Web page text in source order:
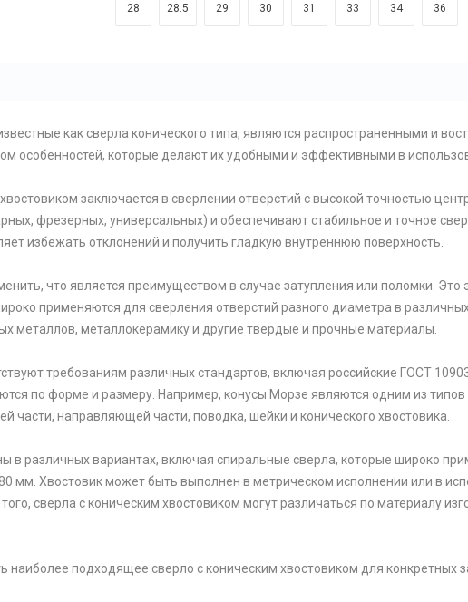
28 28.5 29 30 31 33 34 36
как сверла конического типа, являются распространенными и
особенностей, которые делают их удобными и эффективными в
заключается в сверлении отверстий с высокой точностью
фрезерных, универсальных) и обеспечивают стабильное и точное
избежать отклонений и получить гладкую внутреннюю поверхность.
что является преимуществом в случае затупления или поломки. Это
применяются для сверления отверстий разного диаметра в
металлов, металлокерамику и другие твердые и прочные материалы.
требованиям различных стандартов, включая российские ГОСТ
по форме и размеру. Например, конусы Морзе являются одним из типов
части, направляющей части, поводка, шейки и конического хвостовика.
в различных вариантах, включая спиральные сверла, которые широко
мм. Хвостовик может быть выполнен в метрическом исполнении или в
сверла с коническим хвостовиком могут различаться по материалу
наиболее подходящее сверло с коническим хвостовиком для конкретных